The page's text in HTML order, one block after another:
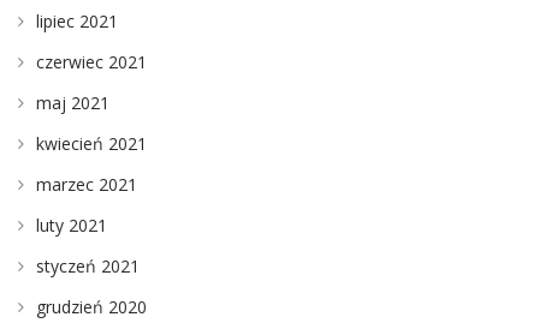
lipiec 2021
czerwiec 2021
maj 2021
kwiecień 2021
marzec 2021
luty 2021
styczeń 2021
grudzień 2020